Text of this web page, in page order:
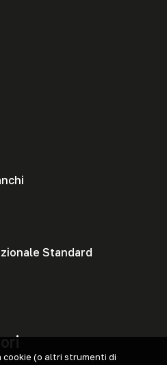
Standard
cookie (o altri strumenti di